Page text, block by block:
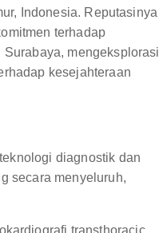
Indonesia. Reputasinya
terhadap
mengeksplorasi
kesejahteraan
diagnostik dan
secara menyeluruh,
transthoracic